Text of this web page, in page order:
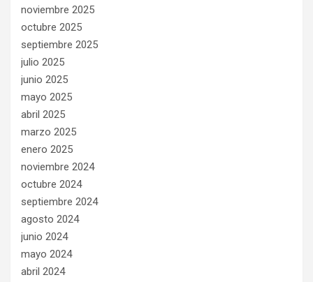
noviembre 2025
octubre 2025
septiembre 2025
julio 2025
junio 2025
mayo 2025
abril 2025
marzo 2025
enero 2025
noviembre 2024
octubre 2024
septiembre 2024
agosto 2024
junio 2024
mayo 2024
abril 2024